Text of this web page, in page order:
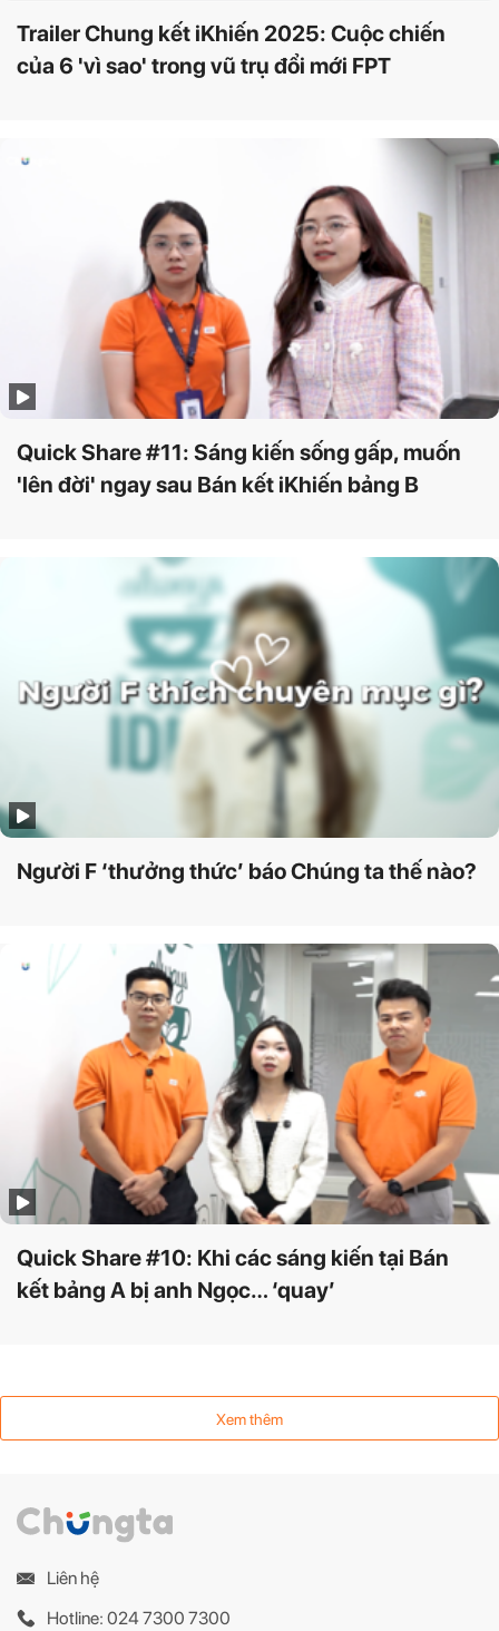
Trailer Chung kết iKhiến 2025: Cuộc chiến
của 6 'vì sao' trong vũ trụ đổi mới FPT
Quick Share #11: Sáng kiến sống gấp, muốn
'lên đời' ngay sau Bán kết iKhiến bảng B
Người F ‘thưởng thức’ báo Chúng ta thế nào?
Quick Share #10: Khi các sáng kiến tại Bán
kết bảng A bị anh Ngọc… ‘quay’
Xem thêm
Liên hệ
Hotline: 024 7300 7300